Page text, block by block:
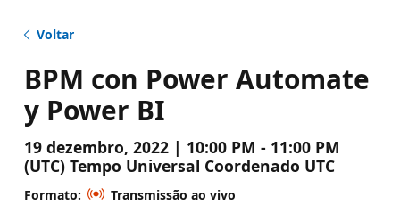
Voltar
BPM con Power Automate
y Power BI
19 dezembro, 2022 | 10:00 PM - 11:00 PM
(UTC) Tempo Universal Coordenado UTC
Formato:
Transmissão ao vivo